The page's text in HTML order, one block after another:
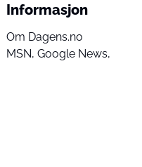
Informasjon
Om Dagens.no
MSN, Google News,